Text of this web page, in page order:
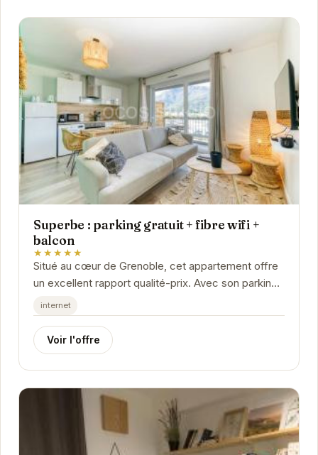
Superbe : parking gratuit + fibre wifi +
balcon
★★★★★
Situé au cœur de Grenoble, cet appartement offre
un excellent rapport qualité-prix. Avec son parking
gratuit, sa connexion wifi haut débit et son...
internet
Voir l'offre